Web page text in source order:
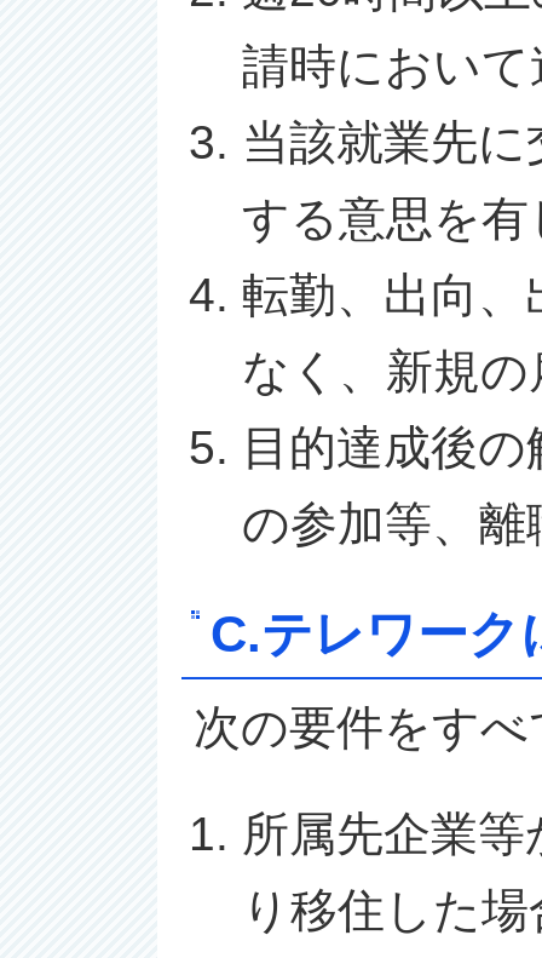
請時におい
当該就業先
する意思を
転勤、出向
なく、新規
目的達成後
の参加等、
C.テレワーク
次の要件をす
所属先企業
り移住した